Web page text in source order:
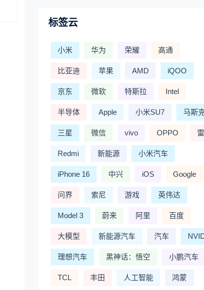
标签云
小米 华为 荣耀 高通
比亚迪 苹果 AMD iQOO
京东 微软 特斯拉 Intel
半导体 Apple 小米SU7 马斯
三星 微信 vivo OPPO
Redmi 新能源 小米汽车
iPhone 16 中兴 iOS Google
问界 索尼 游戏 英伟达
Model 3 蔚来 阿里 百度
大模型 新能源汽车 汽车
理想汽车 黑神话：悟空 小鹏汽车
TCL 丰田 人工智能 鸿蒙